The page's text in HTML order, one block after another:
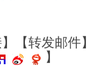
】【转发邮件】
】